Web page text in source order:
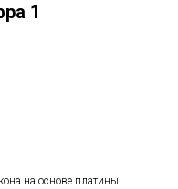
1
на основе платины.